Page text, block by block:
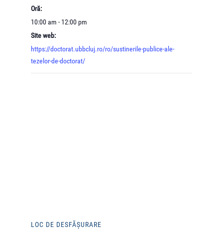
Oră:
10:00 am - 12:00 pm
Site web:
https://doctorat.ubbcluj.ro/ro/sustinerile-publice-ale-
tezelor-de-doctorat/
LOC DE DESFĂȘURARE